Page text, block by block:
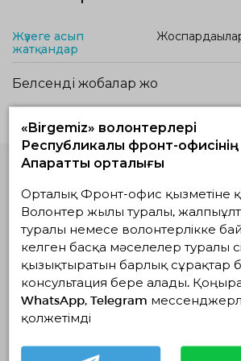
Жүзеге асып
жатқандар
Белсенді жобалар жоқ
Волонтерлердің
платформасы
© Волонтерлердің біріңғай платформасы
Навигация
Байланыс
Біз туралы
«Birgemiz» волонтерлері
Республикалық фронт-офисінің
Ақпараттық орталығы
Орталық Фронт-офис қызметіне
Волонтер жылы туралы,
туралы немесе волонтерлікке
келген басқа мәселелер туралы
қызықтыратын барлық сұрақтар
консультация бере алады.
WhatsApp, Telegram
қолжетімді